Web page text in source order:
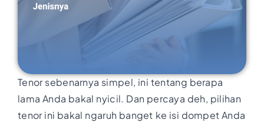
Tenor sebenarnya simpel, ini tentang berapa
lama Anda bakal nyicil. Dan percaya deh, pilihan
tenor ini bakal ngaruh banget ke isi dompet Anda